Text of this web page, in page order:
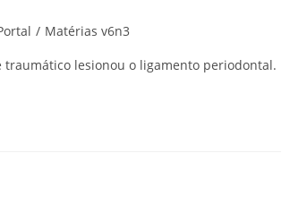
/ Matérias v6n3
traumático lesionou o ligamento periodontal.